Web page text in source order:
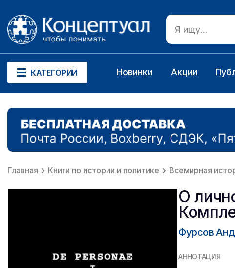
КАТЕГОРИИ Новинки Акции
Главная Книги по истории и политике Всемирная
О
Фурсов
АННОТАЦИЯ